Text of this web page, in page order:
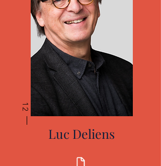
12
Luc Deliens